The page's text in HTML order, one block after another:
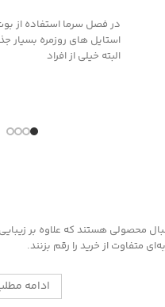
در فصل سرما استفاده از
استایل های روزمره
البته خیلی از افراد
هستند که علاوه بر
متفاوت از خرید را رقم بزنند.
ادامه